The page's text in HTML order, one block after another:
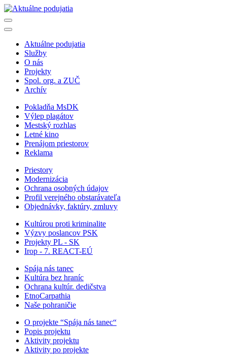
Aktuálne podujatia
Služby
O nás
Projekty
Spol. org. a ZUČ
Archív
Pokladňa MsDK
Výlep plagátov
Mestský rozhlas
Letné kino
Prenájom priestorov
Reklama
Priestory
Modernizácia
Ochrana osobných údajov
Profil verejného obstarávateľa
Objednávky, faktúry, zmluvy
Kultúrou proti kriminalite
Výzvy poslancov PSK
Projekty PL - SK
Irop - 7. REACT-EÚ
Spája nás tanec
Kultúra bez hraníc
Ochrana kultúr. dedičstva
EtnoCarpathia
Naše pohraničie
O projekte “Spája nás tanec“
Popis projektu
Aktivity projektu
Aktivity po projekte